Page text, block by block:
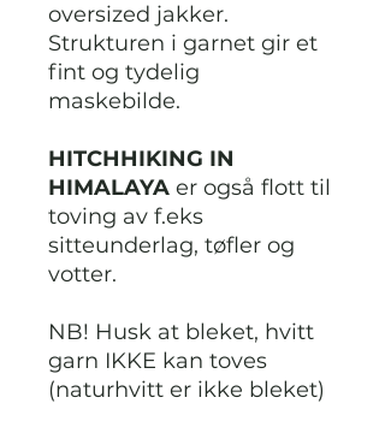
oversized jakker.
Strukturen i garnet gir et
fint og tydelig
maskebilde.
HITCHHIKING IN
HIMALAYA er også flott til
toving av f.eks
sitteunderlag, tøfler og
votter.
NB! Husk at bleket, hvitt
garn IKKE kan toves
(naturhvitt er ikke bleket)